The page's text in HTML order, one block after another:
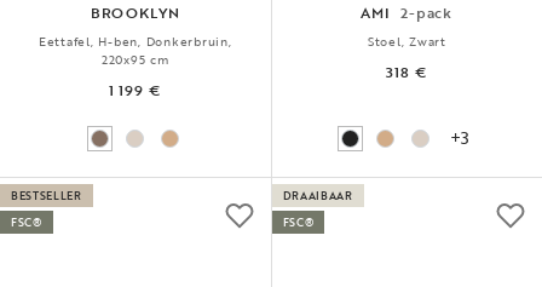
BROOKLYN
Eettafel, H-ben, Donkerbruin,
220x95 cm
1 199 €
AMI 2-pack
Stoel, Zwart
318 €
+3
BESTSELLER
FSC®
DRAAIBAAR
FSC®